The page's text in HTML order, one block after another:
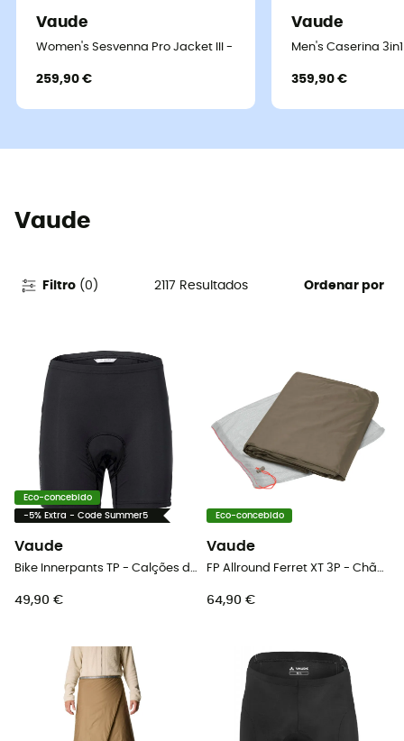
Vaude
Women's Sesvenna Pro Jacket III - Casaco mulher
259,90 €
Vaude
Men's Caserina
359,90 €
Vaude
Filtro (0 ) 2117 Resultados Ordenar por
Eco-concebido
-5% Extra - Code Summer5
Vaude
Bike Innerpants TP - Calções de ciclista mulher
49,90 €
Eco-concebido
Vaude
FP Allround Ferret XT 3P - Chão de tenda
64,90 €